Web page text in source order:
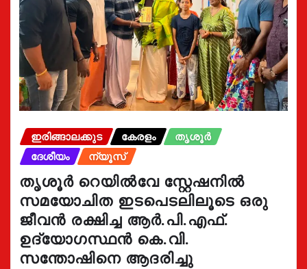
ഇരിങ്ങാലക്കുട കേരളം
തൃശൂർ
ദേശീയം
ന്യൂസ്
തൃശൂർ റെയിൽവേ സ്റ്റേഷനിൽ
സമയോചിത ഇടപെടലിലൂടെ ഒരു
ജീവൻ രക്ഷിച്ച ആർ.പി.എഫ്.
ഉദ്യോഗസ്ഥൻ കെ.വി.
സന്തോഷിനെ ആദരിച്ചു